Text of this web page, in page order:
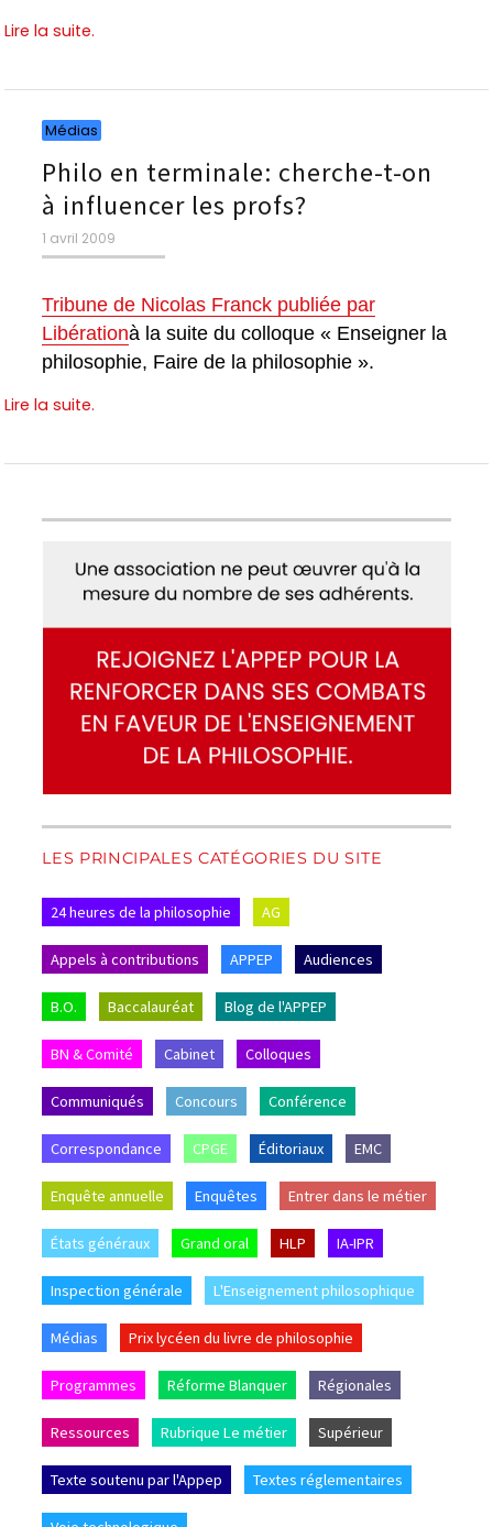
Lire la suite.
Médias
Philo en terminale: cherche-t-on
à influencer les profs?
Publié
le
1 avril 2009
Tribune de Nicolas Franck publiée par
Libérationà la suite du colloque « Enseigner la
philosophie, Faire de la philosophie ».
Lire la suite.
LES PRINCIPALES CATÉGORIES DU SITE
24 heures de la philosophie AG
Appels à contributions APPEP Audiences
B.O. Baccalauréat Blog de l'APPEP
BN & Comité Cabinet Colloques
Communiqués Concours Conférence
Correspondance CPGE Éditoriaux EMC
Enquête annuelle Enquêtes Entrer dans le métier
États généraux Grand oral HLP IA-IPR
Inspection générale L'Enseignement philosophique
Médias Prix lycéen du livre de philosophie
Programmes Réforme Blanquer Régionales
Ressources Rubrique Le métier Supérieur
Texte soutenu par l'Appep Textes réglementaires